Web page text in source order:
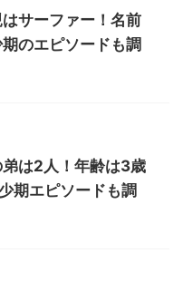
サーファー！名前
のエピソードも調
は2人！年齢は3歳
期エピソードも調